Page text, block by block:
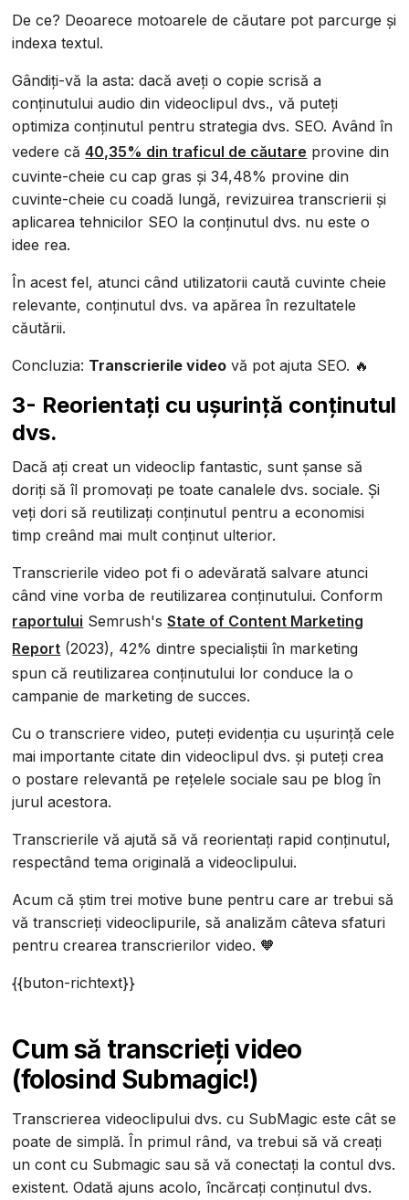
De ce? Deoarece motoarele de căutare pot parcurge și
indexa textul.
Gândiți-vă la asta: dacă aveți o copie scrisă a
conținutului audio din videoclipul dvs., vă puteți
optimiza conținutul pentru strategia dvs. SEO. Având în
vedere că40,35% din traficul de căutare provine din
cuvinte-cheie cu cap gras și 34,48% provine din
cuvinte-cheie cu coadă lungă, revizuirea transcrierii și
aplicarea tehnicilor SEO la conținutul dvs. nu este o
idee rea.
În acest fel, atunci când utilizatorii caută cuvinte cheie
relevante, conținutul dvs. va apărea în rezultatele
căutării.
Concluzia: Transcrierile video vă pot ajuta SEO. 🔥
3- Reorientați cu ușurință conținutul
dvs.
Dacă ați creat un videoclip fantastic, sunt șanse să
doriți să îl promovați pe toate canalele dvs. sociale. Și
veți dori să reutilizați conținutul pentru a economisi
timp creând mai mult conținut ulterior.
Transcrierile video pot fi o adevărată salvare atunci
când vine vorba de reutilizarea conținutului. Conform
raportului Semrush'sState of Content Marketing
Report (2023), 42% dintre specialiștii în marketing
spun că reutilizarea conținutului lor conduce la o
campanie de marketing de succes.
Cu o transcriere video, puteți evidenția cu ușurință cele
mai importante citate din videoclipul dvs. și puteți crea
o postare relevantă pe rețelele sociale sau pe blog în
jurul acestora.
Transcrierile vă ajută să vă reorientați rapid conținutul,
respectând tema originală a videoclipului.
Acum că știm trei motive bune pentru care ar trebui să
vă transcrieți videoclipurile, să analizăm câteva sfaturi
pentru crearea transcrierilor video. 🧡
{{buton-richtext}}
Cum să transcrieți video
(folosind Submagic!)
Transcrierea videoclipului dvs. cu SubMagic este cât se
poate de simplă. În primul rând, va trebui să vă creați
un cont cu Submagic sau să vă conectați la contul dvs.
existent. Odată ajuns acolo, încărcați conținutul dvs.